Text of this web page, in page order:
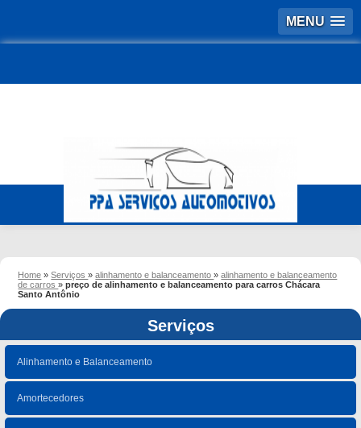
MENU
Home »Serviços»alinhamento e balanceamento»alinhamento e balanceamento
de carros»preço de alinhamento e balanceamento para carros Chácara
Santo Antônio
Serviços
Alinhamento e Balanceamento
Amortecedores